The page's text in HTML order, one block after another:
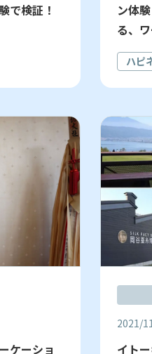
で検証！
ン体
る、
ハピ
ケーショ
2021/
イト